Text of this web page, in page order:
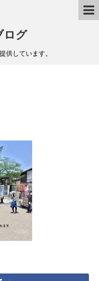
ログ
供しています。